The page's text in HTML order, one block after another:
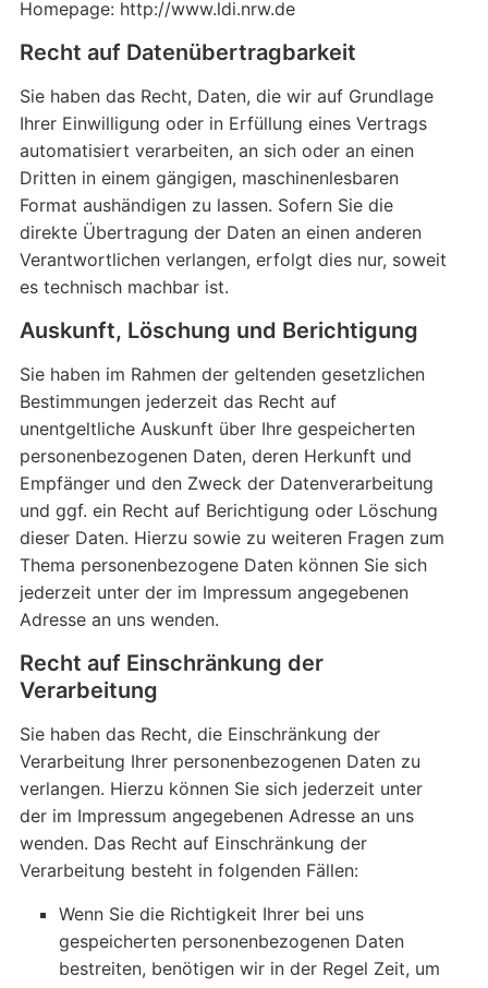
Homepage: http://www.ldi.nrw.de
Recht auf Daten­übertrag­barkeit
Sie haben das Recht, Daten, die wir auf Grundlage
Ihrer Einwilligung oder in Erfüllung eines Vertrags
automatisiert verarbeiten, an sich oder an einen
Dritten in einem gängigen, maschinenlesbaren
Format aushändigen zu lassen. Sofern Sie die
direkte Übertragung der Daten an einen anderen
Verantwortlichen verlangen, erfolgt dies nur, soweit
es technisch machbar ist.
Auskunft, Löschung und Berichtigung
Sie haben im Rahmen der geltenden gesetzlichen
Bestimmungen jederzeit das Recht auf
unentgeltliche Auskunft über Ihre gespeicherten
personenbezogenen Daten, deren Herkunft und
Empfänger und den Zweck der Datenverarbeitung
und ggf. ein Recht auf Berichtigung oder Löschung
dieser Daten. Hierzu sowie zu weiteren Fragen zum
Thema personenbezogene Daten können Sie sich
jederzeit unter der im Impressum angegebenen
Adresse an uns wenden.
Recht auf Einschränkung der
Verarbeitung
Sie haben das Recht, die Einschränkung der
Verarbeitung Ihrer personenbezogenen Daten zu
verlangen. Hierzu können Sie sich jederzeit unter
der im Impressum angegebenen Adresse an uns
wenden. Das Recht auf Einschränkung der
Verarbeitung besteht in folgenden Fällen:
Wenn Sie die Richtigkeit Ihrer bei uns
gespeicherten personenbezogenen Daten
bestreiten, benötigen wir in der Regel Zeit, um